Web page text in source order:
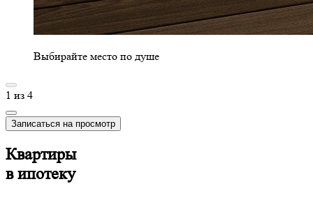
Выбирайте место по душе
1 из 4
Записаться на просмотр
Квартиры
в ипотеку